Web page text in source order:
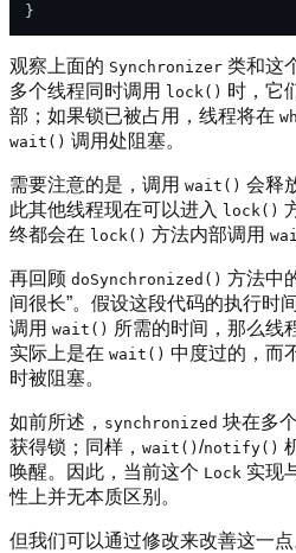
观察上面的 Synchronizer 类和这
多个线程同时调用 lock() 时，它
部；如果锁已被占用，线程将在
wait() 调用处阻塞。
需要注意的是，调用 wait() 会释
此其他线程现在可以进入 lock()
终都会在 lock() 方法内部调用
再回顾 doSynchronized() 方法中
间很长”。假设这段代码的执行时
调用 wait() 所需的时间，那么线
实际上是在 wait() 中度过的，而
时被阻塞。
如前所述， synchronized 块在多
获得锁；同样， wait() /notify()
唤醒。因此，当前这个 Lock 实现
性上并无本质区别。
但我们可以通过修改来改善这一点